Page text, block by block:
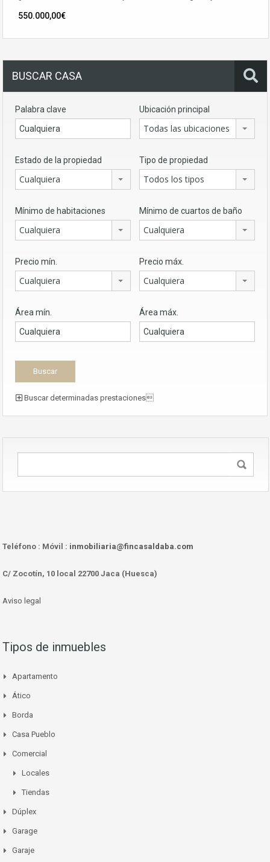
550.000,00€
BUSCAR CASA
Palabra clave Ubicación principal
Todas las ubicaciones
Estado de la propiedad
Cualquiera
Tipo de propiedad
Todos los tipos
Mínimo de habitaciones
Cualquiera
Mínimo de cuartos de baño
Cualquiera
Precio mín.
Cualquiera
Precio máx.
Cualquiera
Área mín. Área máx.
Buscar determinadas prestaciones
Teléfono : Móvil : inmobiliaria@fincasaldaba.com
C/ Zocotín, 10 local 22700 Jaca (Huesca)
Aviso legal
Tipos de inmuebles
Apartamento
Ático
Borda
Casa Pueblo
Comercial
Locales
Tiendas
Dúplex
Garage
Garaje